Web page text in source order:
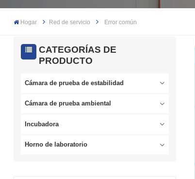
Hogar Red de servicio Error común
CATEGORÍAS DE
PRODUCTO
Cámara de prueba de estabilidad
Cámara de prueba ambiental
Incubadora
Horno de laboratorio